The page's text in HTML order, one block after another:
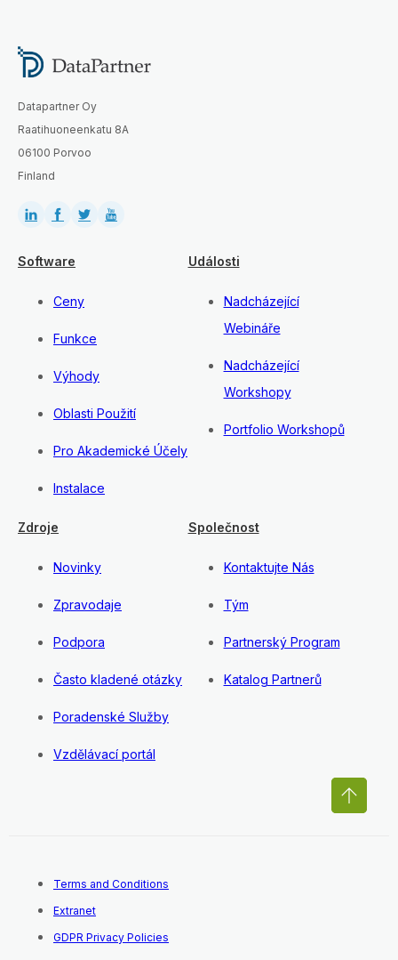
Datapartner Oy
Raatihuoneenkatu 8A
06100 Porvoo
Finland
Software
Ceny
Funkce
Výhody
Oblasti Použití
Pro Akademické Účely
Instalace
Události
Nadcházející
Webináře
Nadcházející
Workshopy
Portfolio Workshopů
Zdroje
Novinky
Zpravodaje
Podpora
Často kladené otázky
Poradenské Služby
Vzdělávací portál
Společnost
Kontaktujte Nás
Tým
Partnerský Program
Katalog Partnerů
Terms and Conditions
Extranet
GDPR Privacy Policies